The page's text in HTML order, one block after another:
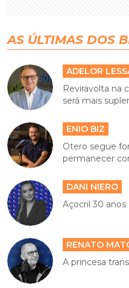
AS ÚLTIMAS DOS
ADELOR
Reviravolta na
será mais
ENIO BIZ
Otero segue
permanecer
DANI NIERO
Açocril 30 anos
RENATO
A princesa